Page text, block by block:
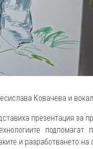
Ковачева и
презентация за
подпомагат
и разработването